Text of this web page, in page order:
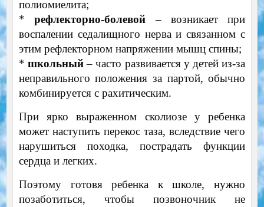
полиомиелита;
*рефлекторно-болевой – возникает при
воспалении седалищного нерва и связанном с
этим рефлекторном напряжении мышц спины;
*школьный– часто развивается у детей из-за
неправильного положения за партой, обычно
комбинируется с рахитическим.
При ярко выраженном сколиозе у ребенка
может наступить перекос таза, вследствие чего
нарушиться походка, пострадать функции
сердца и легких.
Поэтому готовя ребенка к школе, нужно
позаботиться, чтобы позвоночник не